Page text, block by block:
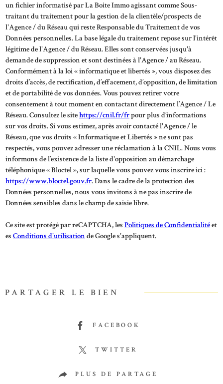
un fichier informatisé par La Boite Immo agissant comme Sous-
traitant du traitement pour la gestion de la clientèle/prospects de
l'Agence / du Réseau qui reste Responsable du Traitement de vos
Données personnelles. La base légale du traitement repose sur l'intérêt
légitime de l'Agence / du Réseau. Elles sont conservées jusqu'à
demande de suppression et sont destinées à l'Agence / au Réseau.
Conformément à la loi « informatique et libertés », vous disposez des
droits d’accès, de rectification, d’effacement, d’opposition, de limitation
et de portabilité de vos données. Vous pouvez retirer votre
consentement à tout moment en contactant directement l’Agence / Le
Réseau. Consultez le sitehttps://cnil.fr/frpour plus d’informations
sur vos droits. Si vous estimez, après avoir contacté l'Agence / le
Réseau, que vos droits « Informatique et Libertés » ne sont pas
respectés, vous pouvez adresser une réclamation à la CNIL. Nous vous
informons de l’existence de la liste d'opposition au démarchage
téléphonique « Bloctel », sur laquelle vous pouvez vous inscrire ici :
https://www.bloctel.gouv.fr. Dans le cadre de la protection des
Données personnelles, nous vous invitons à ne pas inscrire de
Données sensibles dans le champ de saisie libre.
Ce site est protégé par reCAPTCHA, les Politiques de Confidentialitéet
es Conditions d'utilisation de Google s'appliquent.
PARTAGER LE BIEN
FACEBOOK
TWITTER
PLUS DE PARTAGE